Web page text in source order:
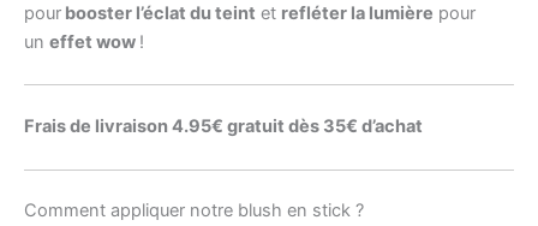
pour booster l’éclat du teint et refléter la lumière pour
un effet wow !
Frais de livraison 4.95€ gratuit dès 35€ d’achat
Comment appliquer notre blush en stick ?